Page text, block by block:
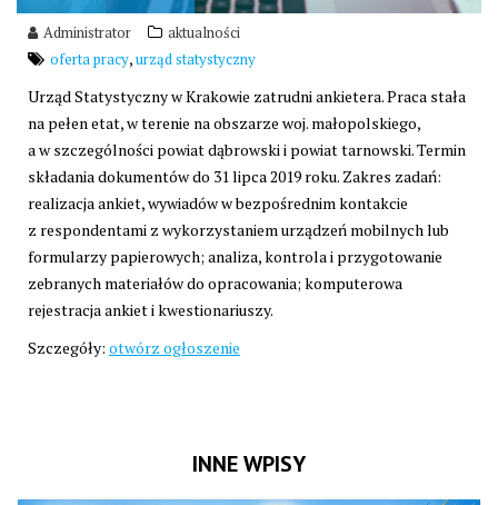
Administrator
aktualności
oferta pracy,urząd statystyczny
Urząd Statystyczny w Krakowie zatrudni ankietera. Praca stała
na pełen etat, w terenie na obszarze woj. małopolskiego,
a w szczególności powiat dąbrowski i powiat tarnowski. Termin
składania dokumentów do 31 lipca 2019 roku. Zakres zadań:
realizacja ankiet, wywiadów w bezpośrednim kontakcie
z respondentami z wykorzystaniem urządzeń mobilnych lub
formularzy papierowych; analiza, kontrola i przygotowanie
zebranych materiałów do opracowania; komputerowa
rejestracja ankiet i kwestionariuszy.
Szczegóły: otwórz ogłoszenie
INNE WPISY